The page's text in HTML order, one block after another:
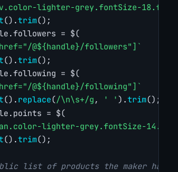
lighter-grey.fontSize-
().trim();
= $(
@${handle}/followers"]`
().trim();
= $(
@${handle}/following"]`
(). replace(/\n\s+/g , ' ' ).trim();
= $(
lighter-grey.fontSize-
().trim();
list of products the maker has